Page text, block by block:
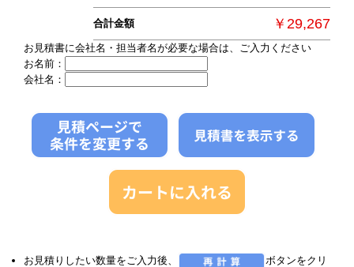
合計金額 ￥29,267
お見積書に会社名・担当者名が必要な場合は、ご入力ください
お名前：
会社名：
お見積りしたい数量をご入力後、
ボタンをクリ